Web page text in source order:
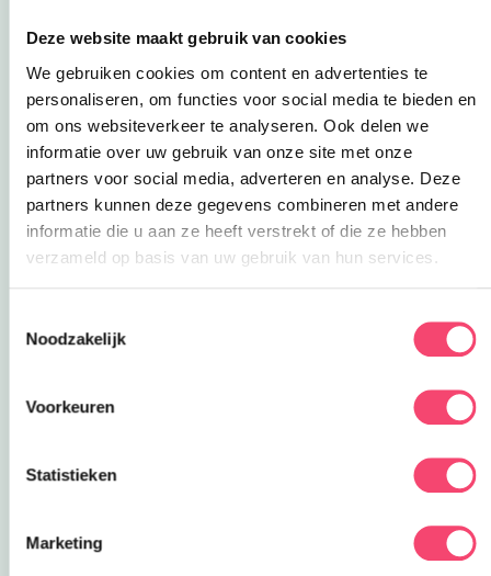
Deze website maakt gebruik van cookies
We gebruiken cookies om content en advertenties te
personaliseren, om functies voor social media te bieden en
om ons websiteverkeer te analyseren. Ook delen we
informatie over uw gebruik van onze site met onze
partners voor social media, adverteren en analyse. Deze
partners kunnen deze gegevens combineren met andere
informatie die u aan ze heeft verstrekt of die ze hebben
verzameld op basis van uw gebruik van hun services.
Noodzakelijk
Voorkeuren
Statistieken
Marketing
officieel Kliederdiploma voor ieder kind. Zo gaan
ze niet alleen met vieze handen, maar ook met
een trots gevoel naar huis.
Little Princess Party
Voor kleine prinsessen en Disney-fans is er de
betoverende Little Princess Party. Nodig een
echte prinses uit op het kinderfeestje en laat
sprookjes tot leven komen. De prinses leest een
gezellig limonade gedronken.
een magische dag te bezorgen. Want zeg nou
wanneer een sprookjesheldin écht voor de deur
Of je kind nu droomt van glitters, glamour,
sprookjes of creatief kliederplezier, in Flevoland
Sluiten
gezinstickets voor Kasteel de Haar!